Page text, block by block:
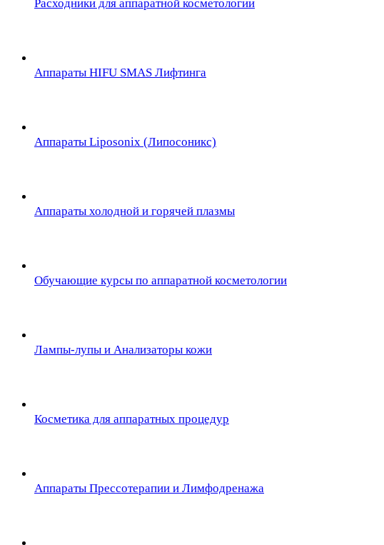
Расходники для аппаратной косметологии
Аппараты HIFU SMAS Лифтинга
Аппараты Liposonix (Липосоникс)
Аппараты холодной и горячей плазмы
Обучающие курсы по аппаратной косметологии
Лампы-лупы и Анализаторы кожи
Косметика для аппаратных процедур
Аппараты Прессотерапии и Лимфодренажа